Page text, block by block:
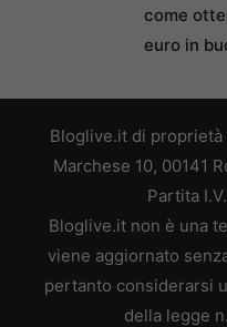
come
euro in
Bloglive.it di proprietà
Marchese 10, 00141
Partita
Bloglive.it non è una
viene aggiornato
pertanto considerarsi
della legge